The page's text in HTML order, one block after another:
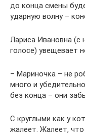
до конца смены
ударную волну –
Лариса Ивановна (с
голосе) увещевает
– Мариночка – не
много и
без конца – они
С круглыми как у
жалеет. Жалеет, что